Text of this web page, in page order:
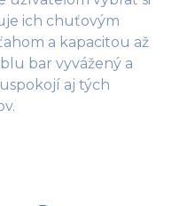
ich chuťovým
a kapacitou až
bar vyvážený a
aj tých